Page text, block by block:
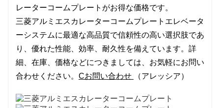
レーターコームプレートがお得な価格です。
三菱アルミエスカレーターコームプレート エレベータ
ーシステムに最適な高品質で信頼性の高い選択肢であ
り、優れた性能、効率、耐久性を備えています。詳
細、在庫、価格などにつきましては、お気軽にお問い
合わせください。 Cお問い合わせ （アレッシア）